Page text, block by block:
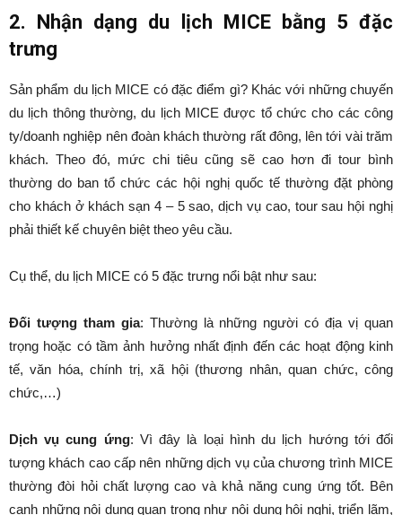
2. Nhận dạng du lịch MICE bằng 5 đặc
trưng
Sản phẩm du lịch MICE có đặc điểm gì? Khác với những chuyến
du lịch thông thường, du lịch MICE được tổ chức cho các công
ty/doanh nghiệp nên đoàn khách thường rất đông, lên tới vài trăm
khách. Theo đó, mức chi tiêu cũng sẽ cao hơn đi tour bình
thường do ban tổ chức các hội nghị quốc tế thường đặt phòng
cho khách ở khách sạn 4 – 5 sao, dịch vụ cao, tour sau hội nghị
phải thiết kế chuyên biệt theo yêu cầu.
Cụ thể, du lịch MICE có 5 đặc trưng nổi bật như sau:
Đối tượng tham gia: Thường là những người có địa vị quan
trọng hoặc có tầm ảnh hưởng nhất định đến các hoạt động kinh
tế, văn hóa, chính trị, xã hội (thương nhân, quan chức, công
chức,…)
Dịch vụ cung ứng: Vì đây là loại hình du lịch hướng tới đối
tượng khách cao cấp nên những dịch vụ của chương trình MICE
thường đòi hỏi chất lượng cao và khả năng cung ứng tốt. Bên
cạnh những nội dung quan trọng như nội dung hội nghị, triển lãm,